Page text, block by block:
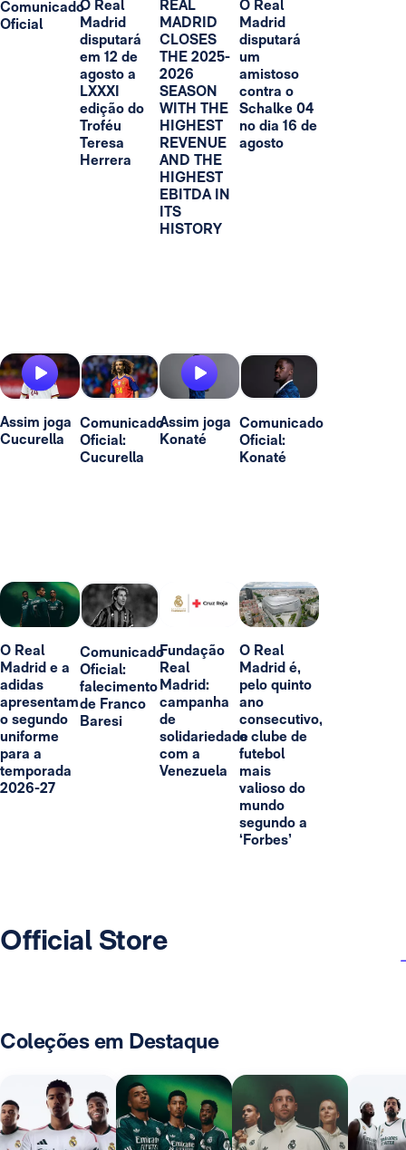
Comunicado
Oficial
O Real
Madrid
disputará
em 12 de
agosto a
LXXXI
edição do
Troféu
Teresa
Herrera
REAL
MADRID
CLOSES
THE 2025-
2026
SEASON
WITH THE
HIGHEST
REVENUE
AND THE
HIGHEST
EBITDA IN
ITS
HISTORY
O Real
Madrid
disputará
um
amistoso
contra o
Schalke 04
no dia 16 de
agosto
Assim joga
Cucurella
Comunicado
Oficial:
Cucurella
Assim joga
Konaté
Comunicado
Oficial:
Konaté
O Real
Madrid e a
adidas
apresentam
o segundo
uniforme
para a
temporada
2026-27
Comunicado
Oficial:
falecimento
de Franco
Baresi
Fundação
Real
Madrid:
campanha
de
solidariedade
com a
Venezuela
O Real
Madrid é,
pelo quinto
ano
consecutivo,
o clube de
futebol
mais
valioso do
mundo
segundo a
‘Forbes’
Official Store
Coleções em Destaque